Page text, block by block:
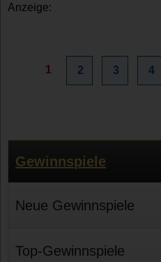
Anzeige:
1 2 3 4
Gewinnspiele
Neue Gewinnspiele
Top-Gewinnspiele